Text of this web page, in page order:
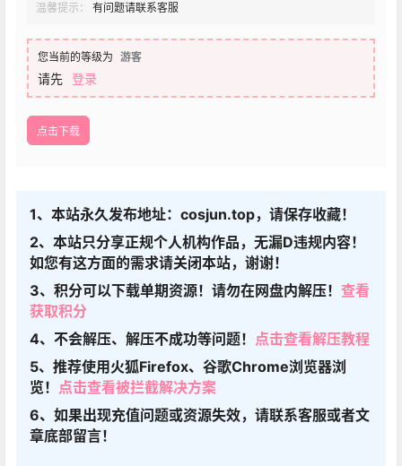
温馨提示：
有问题请联系客服
您当前的等级为 游客
请先 登录
点击下载
1、本站永久发布地址：cosjun.top，请保存收藏！
2、本站只分享正规个人机构作品，无漏D违规内容！
如您有这方面的需求请关闭本站，谢谢！
3、积分可以下载单期资源！请勿在网盘内解压！ 查看
获取积分
4、不会解压、解压不成功等问题！ 点击查看解压教程
5、推荐使用火狐Firefox、谷歌Chrome浏览器浏
览！ 点击查看被拦截解决方案
6、如果出现充值问题或资源失效，请联系客服或者文
章底部留言！